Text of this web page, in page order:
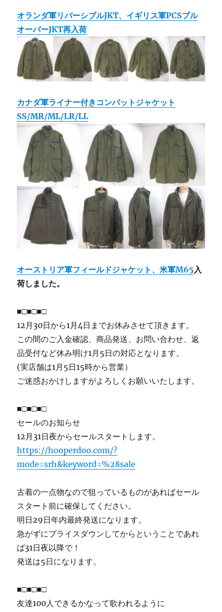
オランダ軍リバーシブルJKT、イギリス軍PCSプル
オーバーJKT再入荷
カナダ軍ライナー付きコンバットジャケット
SS/MR/ML/LR/LL
オーストリア軍フィールドジャケット、米軍M65 入
荷しました。
■□■□■□
12月30日から1月4日までお休みさせて頂きます。
この間のご入金確認、商品発送、お問い合わせ、返
品受付など休み明け1月5日の対応となります。
(実店舗は1月5日15時から営業）
ご迷惑おかけしますがよろしくお願いいたします。
■□■□■□
セールのお知らせ
12月31日夜からセールスタートします。
https://hooperdoo.com/?
mode=srh&keyword=%28sale
古着の一点物なので狙っているものがあればセール
スタート前に確保してください。
明日29日年内最終発送になります。
急がずにプライスダウンしてからということであれ
ば31日夜以降で！
発送は5日になります。
■□■□■□
友達100人できるかなって歌われるように